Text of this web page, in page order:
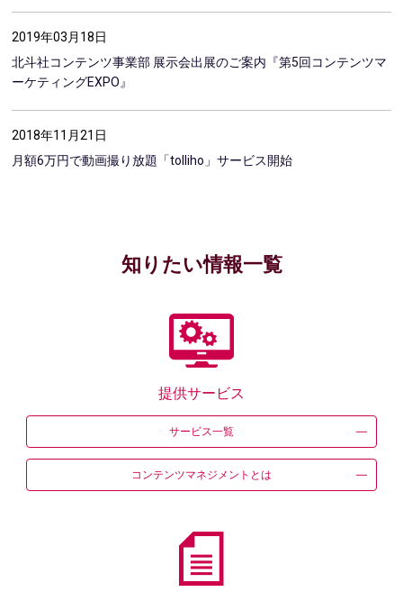
2019年03月18日
北斗社コンテンツ事業部 展示会出展のご案内『第5回コンテンツマ
ーケティングEXPO』
2018年11月21日
月額6万円で動画撮り放題「tolliho」サービス開始
知りたい情報一覧
提供サービス
サービス一覧
コンテンツマネジメントとは